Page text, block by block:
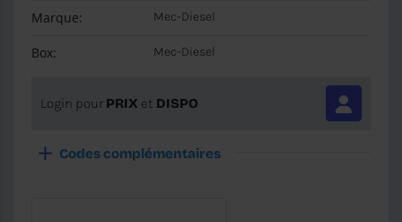
Marque: Mec-Diesel
Box: Mec-Diesel
Login pour PRIX et DISPO
Codes complémentaires